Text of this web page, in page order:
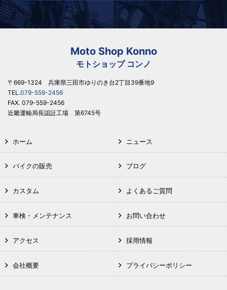
Moto Shop Konno
モトショップ コンノ
〒669-1324 兵庫県三田市ゆりのき台2丁目39番地9
TEL.079-559-2456
FAX. 079-559-2456
近畿運輸局長認証工場 第6745号
ホーム
バイクの販売
カスタム
車検・メンテナンス
アクセス
会社概要
ニュース
ブログ
よくあるご質問
お問い合わせ
採用情報
プライバシーポリシー